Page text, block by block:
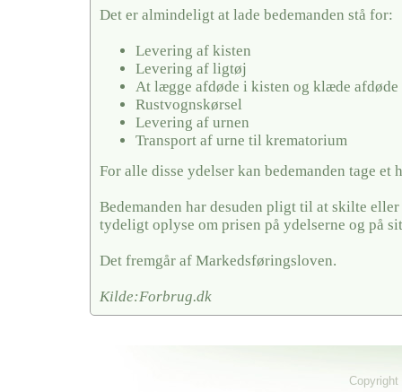
Det er almindeligt at lade bedemanden stå for:
Levering af kisten
Levering af ligtøj
At lægge afdøde i kisten og klæde afdøde
Rustvognskørsel
Levering af urnen
Transport af urne til krematorium
For alle disse ydelser kan bedemanden tage et
Bedemanden har desuden pligt til at skilte eller
tydeligt oplyse om prisen på ydelserne og på
Det fremgår af Markedsføringsloven.
Kilde:Forbrug.dk